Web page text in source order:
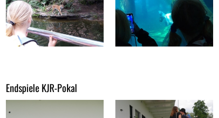
Endspiele KJR-Pokal